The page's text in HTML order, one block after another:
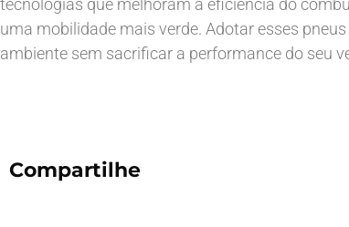
uma mobilidade mais verde. Adotar esses
ambiente sem sacrificar a performance do seu
Compartilhe